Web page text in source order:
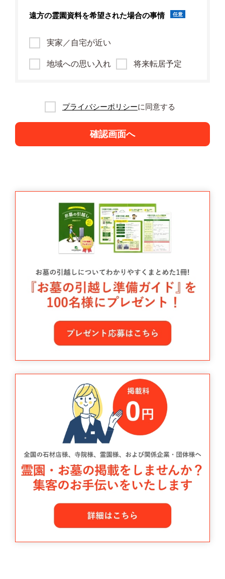
遠方の霊園資料を希望された場合の事情 任意
実家／自宅が近い
地域への思い入れ 将来転居予定
プライバシーポリシーに同意する
確認画面へ